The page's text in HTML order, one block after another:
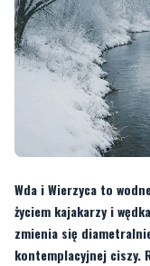
Wda i Wierzyca to
życiem kajakarzy i
zmienia się
kontemplacyjnej ciszy.